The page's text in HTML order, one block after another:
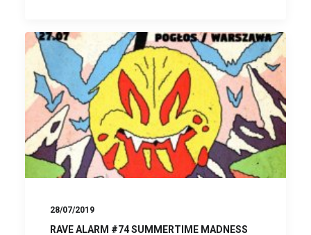
28/07/2019
RAVE ALARM #74 SUMMERTIME MADNESS